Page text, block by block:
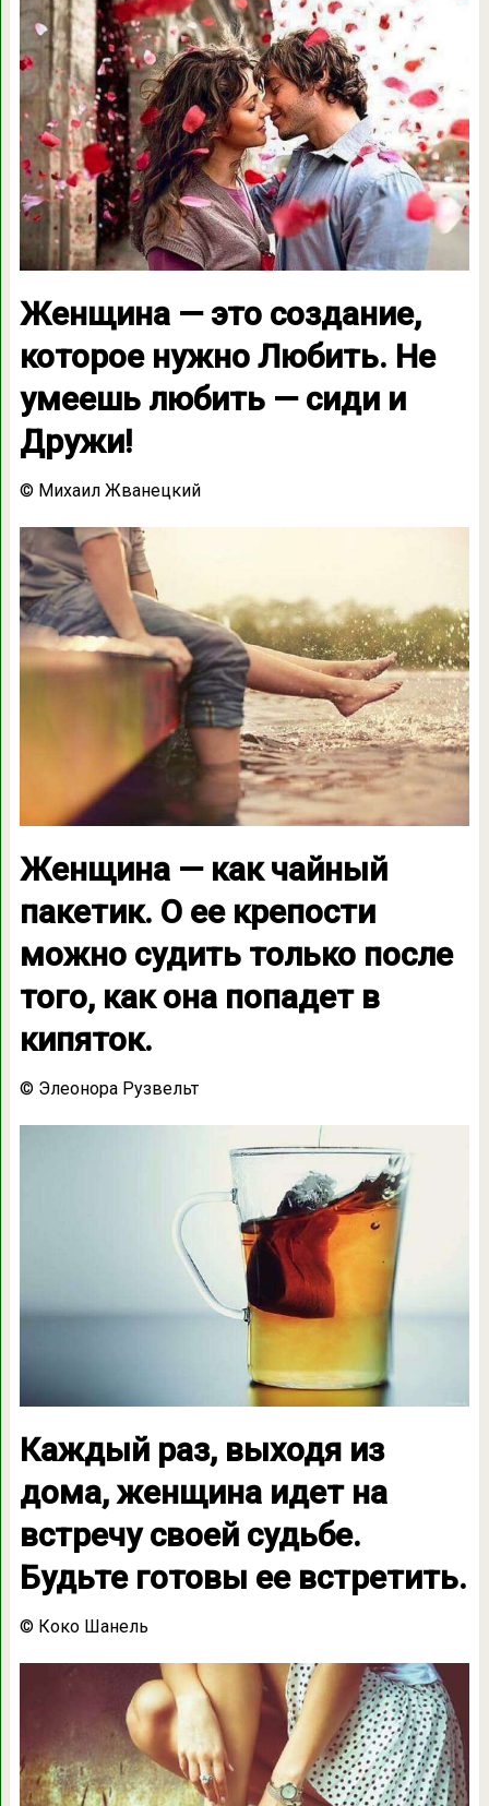
Женщина — это создание,
которое нужно Любить. Не
умеешь любить — сиди и
Дружи!
© Михаил Жванецкий
Женщина — как чайный
пакетик. О ее крепости
можно судить только после
того, как она попадет в
кипяток.
© Элеонора Рузвельт
Каждый раз, выходя из
дома, женщина идет на
встречу своей судьбе.
Будьте готовы ее встретить.
© Коко Шанель